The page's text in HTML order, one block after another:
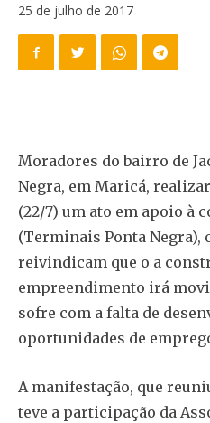
25 de julho de 2017
Moradores do bairro de
Negra, em Maricá,
(22/7) um ato em apoio à
(Terminais Ponta Negra),
reivindicam que o a
empreendimento irá
sofre com a falta de
oportunidades de
A manifestação, que
teve a participação da